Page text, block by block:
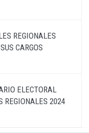
REGIONALES
CARGOS
ELECTORAL
REGIONALES 2024